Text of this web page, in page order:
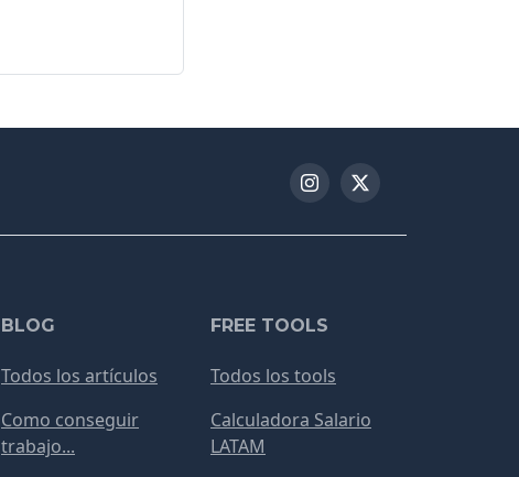
BLOG
Todos los artículos
Como conseguir
trabajo...
FREE TOOLS
Todos los tools
Calculadora Salario
LATAM